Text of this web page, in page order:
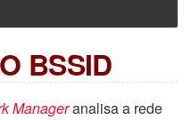
BSSID
Manageranalisa a rede